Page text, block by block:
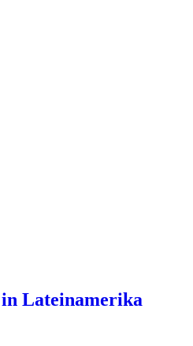
Lateinamerika